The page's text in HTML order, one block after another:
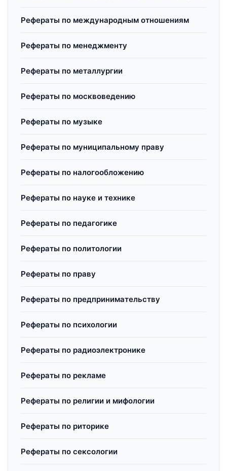
Рефераты по международным отношениям
Рефераты по менеджменту
Рефераты по металлургии
Рефераты по москвоведению
Рефераты по музыке
Рефераты по муниципальному праву
Рефераты по налогообложению
Рефераты по науке и технике
Рефераты по педагогике
Рефераты по политологии
Рефераты по праву
Рефераты по предпринимательству
Рефераты по психологии
Рефераты по радиоэлектронике
Рефераты по рекламе
Рефераты по религии и мифологии
Рефераты по риторике
Рефераты по сексологии